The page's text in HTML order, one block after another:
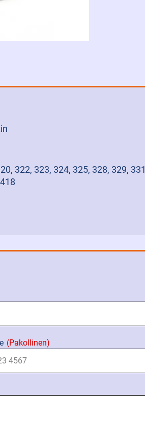
322, 323, 324, 325, 328, 329,
(Pakollinen)